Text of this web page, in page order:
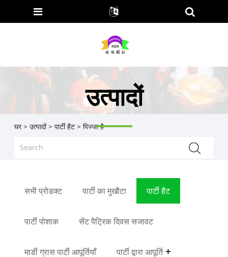
उत्पादों
घर > उत्पादों> पार्टी हैट> पिज्जा है
सभी प्रोडक्ट पार्टी का मुखौटा पार्टी हैट
पार्टी पोशाक सेंट पैट्रिक दिवस सजावट
मार्डी ग्रास पार्टी आपूर्तियाँ पार्टी द्वारा आपूर्ति